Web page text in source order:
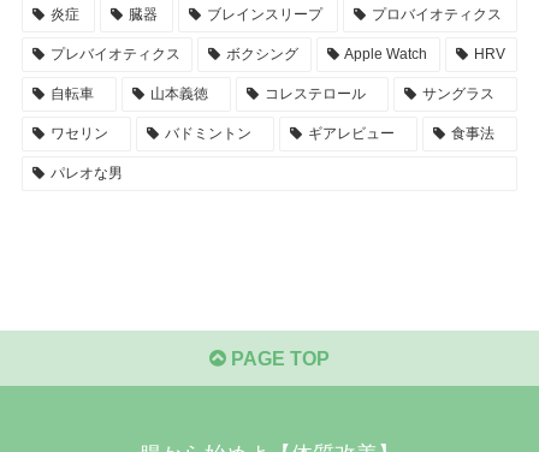
炎症 臓器 ブレインスリープ プロバイオティクス
プレバイオティクス ボクシング Apple Watch HRV
自転車 山本義徳 コレステロール サングラス
ワセリン バドミントン ギアレビュー 食事法
パレオな男
PAGE TOP